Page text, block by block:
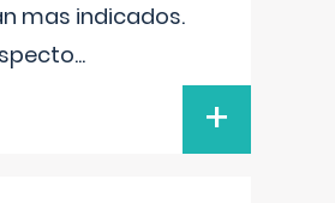
mas indicados.
...
+